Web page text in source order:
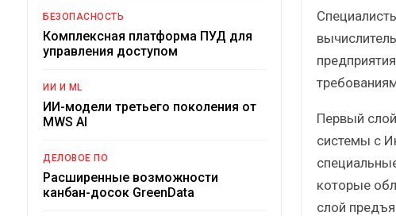
Первый
системы с
которые
слой
БЕЗОПАСНОСТЬ
Комплексная платформа ПУД для
управления доступом
ИИ И ML
ИИ-модели третьего поколения от
MWS AI
ДЕЛОВОЕ ПО
Расширенные возможности
канбан-досок GreenData